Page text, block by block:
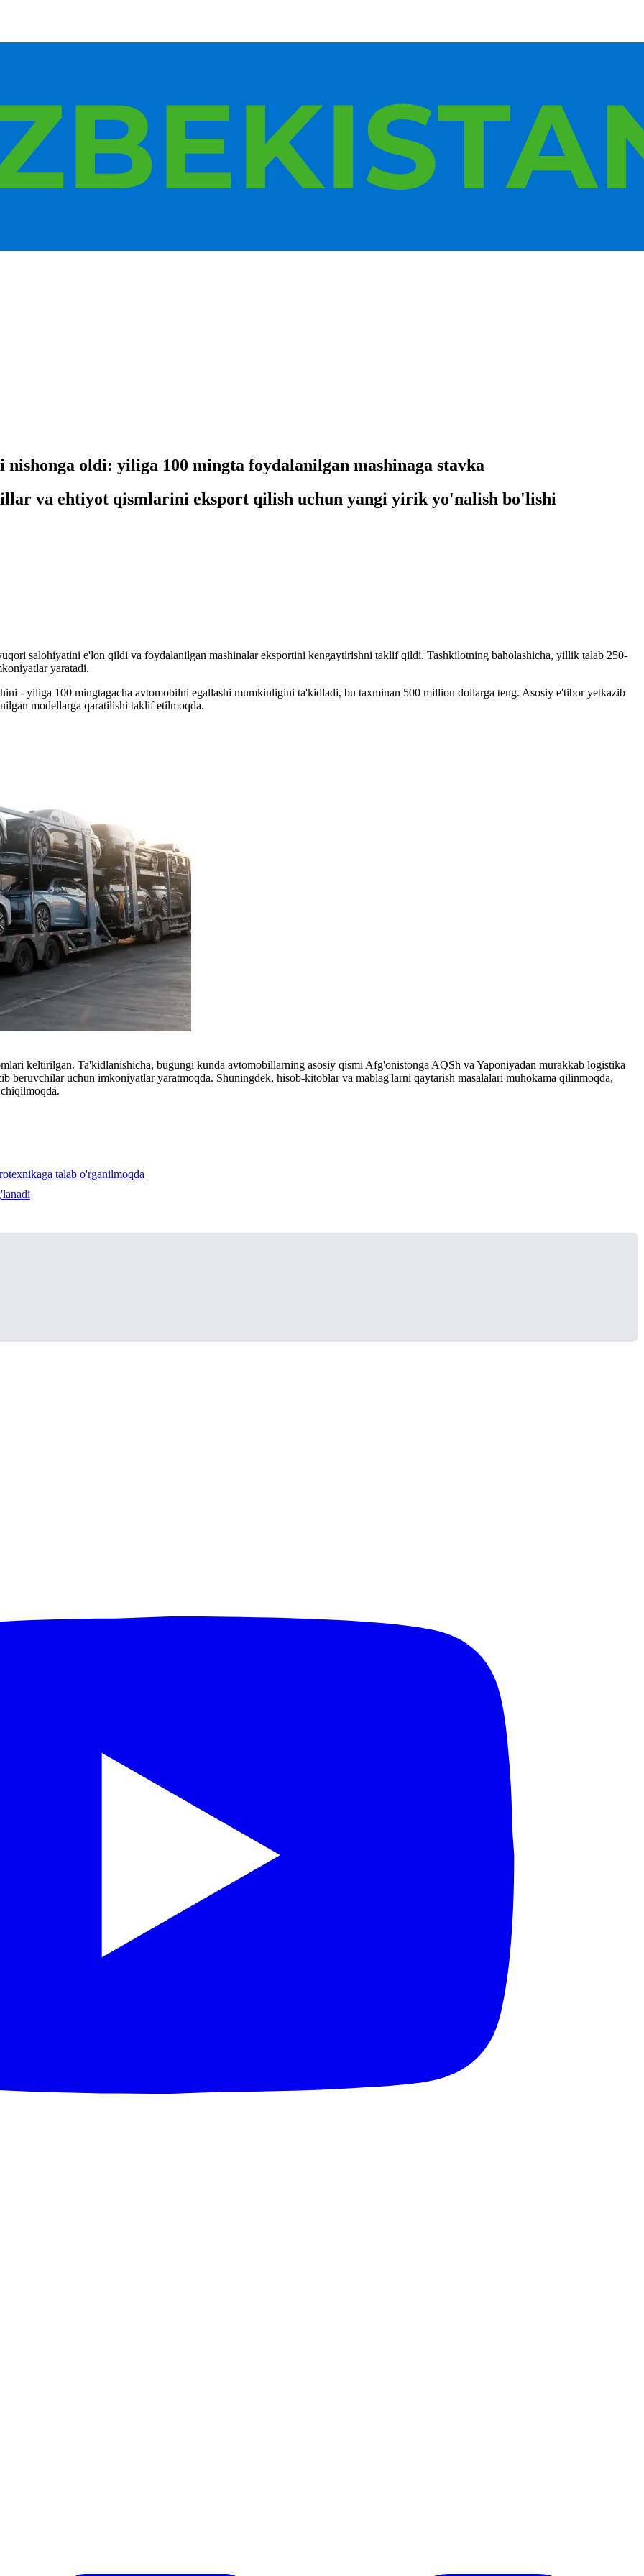
oldi: yiliga 100 mingta foydalanilgan mashinaga stavka
va ehtiyot qismlarini eksport qilish uchun yangi yirik yo'nalish bo'lishi
salohiyatini e'lon qildi va foydalanilgan mashinalar eksportini kengaytirishni taklif qildi. Tashkilotning baholashicha, yillik talab 250-
yaratadi.
- yiliga 100 mingtagacha avtomobilni egallashi mumkinligini ta'kidladi, bu taxminan 500 million dollarga teng. Asosiy e'tibor yetkazib
modellarga qaratilishi taklif etilmoqda.
keltirilgan. Ta'kidlanishicha, bugungi kunda avtomobillarning asosiy qismi Afg'onistonga AQSh va Yaponiyadan murakkab logistika
uchun imkoniyatlar yaratmoqda. Shuningdek, hisob-kitoblar va mablag'larni qaytarish masalalari muhokama qilinmoqda,
talab o'rganilmoqda